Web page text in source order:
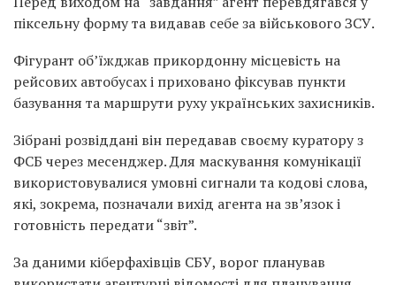
піксельну форму та видавав себе за військового ЗСУ.
Фігурант об’їжджав прикордонну місцевість на
рейсових автобусах і приховано фіксував пункти
базування та маршрути руху українських захисників.
Зібрані розвіддані він передавав своєму куратору з
ФСБ через месенджер. Для маскування комунікації
використовувалися умовні сигнали та кодові слова,
які, зокрема, позначали вихід агента на зв’язок і
готовність передати “звіт”.
За даними кіберфахівців СБУ, ворог планував